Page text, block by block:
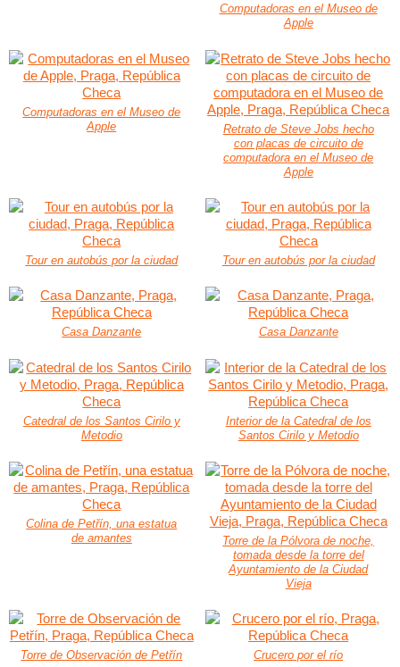
Computadoras en el Museo de
Apple
Computadoras en el Museo de
Apple
Retrato de Steve Jobs hecho
con placas de circuito de
computadora en el Museo de
Apple
Tour en autobús por la ciudad Tour en autobús por la ciudad
Casa Danzante Casa Danzante
Catedral de los Santos Cirilo y
Metodio
Interior de la Catedral de los
Santos Cirilo y Metodio
Colina de Petřín, una estatua
de amantes
Torre de la Pólvora de noche,
tomada desde la torre del
Ayuntamiento de la Ciudad
Vieja
Torre de Observación de Petřín Crucero por el río